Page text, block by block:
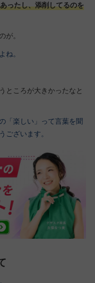
ったし、添削してるのを
が。
ね。
ところが大きかったなと
「楽しい」って言葉を聞
ございます。